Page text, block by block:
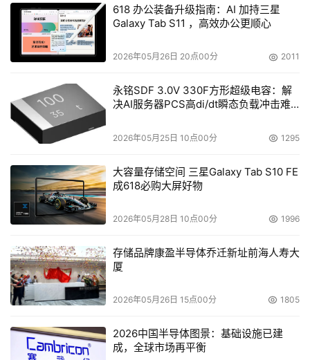
自身形象。
本文来源于DOIT传媒，文章内容仅供参考，不构成投资建议。
618 办公装备升级指南：AI 加持三星
Galaxy Tab S11 ，高效办公更顺心
2026年05月26日 20点00分 2011
永铭SDF 3.0V 330F方形超级电容：解
决AI服务器PCS高di/dt瞬态负载冲击难
2026年05月25日 10点00分 1295
大容量存储空间 三星Galaxy Tab S10 FE
成618必购大屏好物
2026年05月28日 10点00分 1996
存储品牌康盈半导体乔迁新址前海人寿大
厦
2026年05月26日 15点00分 1805
2026中国半导体图景：基础设施已建
成，全球市场再平衡